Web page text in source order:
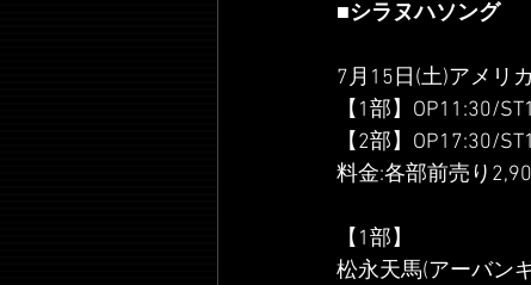
■シラヌハソング
7月15日(土)アメリ
【1部】OP11:30/
【2部】OP17:30/
料金:各部前売り
【1部】
松永天馬(アーバン